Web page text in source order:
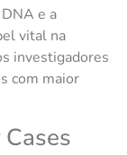
e a
vital na
investigadores
com maior